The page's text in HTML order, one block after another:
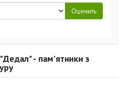
- пам'ятники з